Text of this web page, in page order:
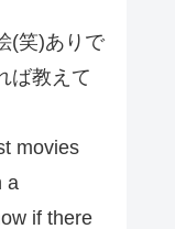
(笑)ありで
ば教えて
movies
a
if there